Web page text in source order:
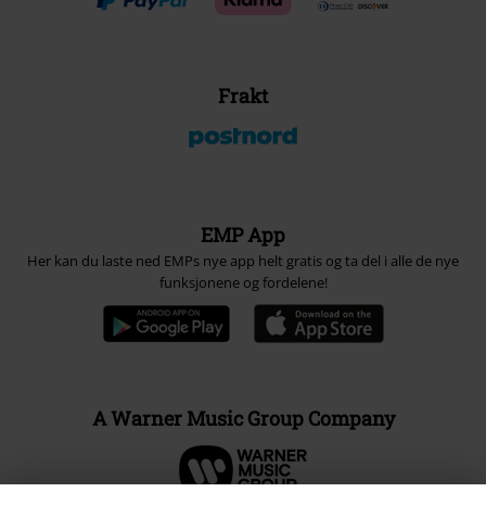
Frakt
EMP App
Her kan du laste ned EMPs nye app helt gratis og ta del i alle de nye
funksjonene og fordelene!
A Warner Music Group Company